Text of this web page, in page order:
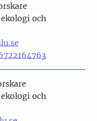
och
och